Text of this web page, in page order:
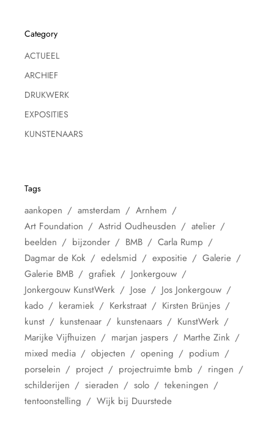
Category
ACTUEEL
ARCHIEF
DRUKWERK
EXPOSITIES
KUNSTENAARS
Tags
aankopen amsterdam
Arnhem
Art Foundation
Astrid Oudheusden
atelier
beelden
bijzonder BMB
Carla Rump
Dagmar de Kok
edelsmid expositie
Galerie
Galerie BMB
grafiek
Jonkergouw
Jonkergouw KunstWerk
Jose
Jos Jonkergouw
kado
keramiek Kerkstraat
Kirsten Brünjes
kunst
kunstenaar kunstenaars
KunstWerk
Marijke Vijfhuizen
marjan jaspers
Marthe Zink
mixed media
objecten opening
podium
porselein
project projectruimte bmb
ringen
schilderijen
sieraden solo
tekeningen
tentoonstelling
Wijk bij Duurstede